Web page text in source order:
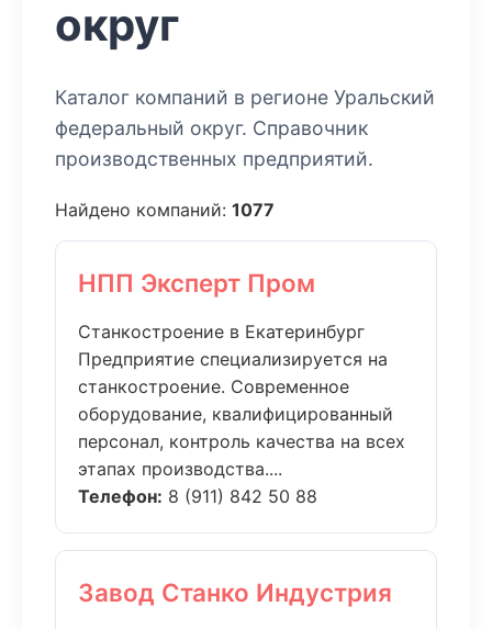
округ
Каталог компаний в регионе Уральский
федеральный округ. Справочник
производственных предприятий.
Найдено компаний: 1077
НПП Эксперт Пром
Станкостроение в Екатеринбург
Предприятие специализируется на
станкостроение. Современное
оборудование, квалифицированный
персонал, контроль качества на всех
этапах производства....
Телефон: 8 (911) 842 50 88
Завод Станко Индустрия